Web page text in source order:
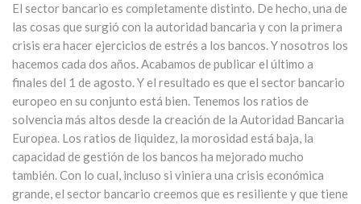
El sector bancario es completamente distinto. De hecho, una de
las cosas que surgió con la autoridad bancaria y con la primera
crisis era hacer ejercicios de estrés a los bancos. Y nosotros los
hacemos cada dos años. Acabamos de publicar el último a
finales del 1 de agosto. Y el resultado es que el sector bancario
europeo en su conjunto está bien. Tenemos los ratios de
solvencia más altos desde la creación de la Autoridad Bancaria
Europea. Los ratios de liquidez, la morosidad está baja, la
capacidad de gestión de los bancos ha mejorado mucho
también. Con lo cual, incluso si viniera una crisis económica
grande, el sector bancario creemos que es resiliente y que tiene